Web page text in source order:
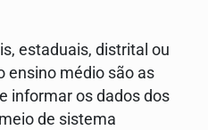
estaduais, distrital ou
ensino médio são as
informar os dados dos
de sistema